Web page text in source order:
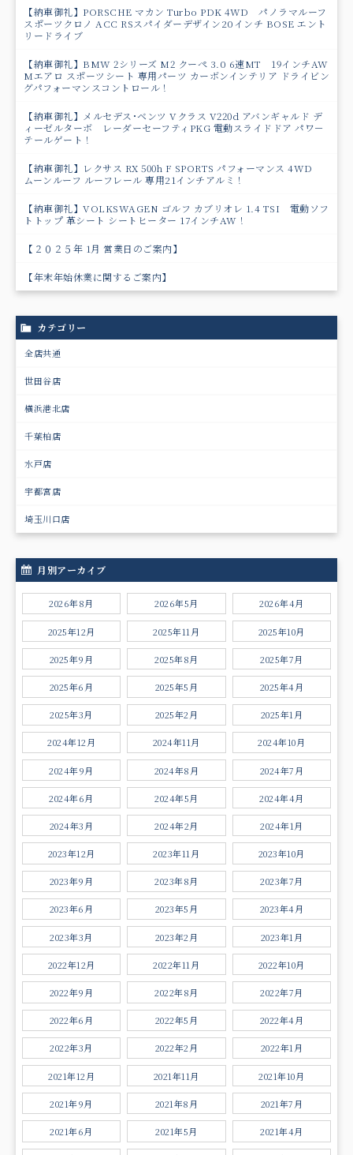
【納車御礼】PORSCHE マカン Turbo PDK 4WD パノラマルーフ
スポーツクロノ ACC RSスパイダーデザイン20インチ BOSE エント
リードライブ
【納車御礼】BMW 2シリーズ M2 クーペ 3.0 6速MT 19インチAW
Mエアロ スポーツシート 専用パーツ カーボンインテリア ドライビン
グパフォーマンスコントロール！
【納車御礼】メルセデス･ベンツ Vクラス V220d アバンギャルド デ
ィーゼルターボ レーダーセーフティPKG 電動スライドドア パワ－
テールゲート！
【納車御礼】レクサス RX 500h F SPORTS パフォーマンス 4WD
ムーンルーフ ルーフレール 専用21インチアルミ！
【納車御礼】VOLKSWAGEN ゴルフ カブリオレ 1.4 TSI 電動ソフ
トトップ 革シート シートヒーター 17インチAW！
【２０２５年 1月 営業日のご案内】
【年末年始休業に関するご案内】
カテゴリー
全店共通
世田谷店
横浜港北店
千葉柏店
水戸店
宇都宮店
埼玉川口店
月別アーカイブ
2026年8月 2026年5月 2026年4月
2025年12月 2025年11月 2025年10月
2025年9月 2025年8月 2025年7月
2025年6月 2025年5月 2025年4月
2025年3月 2025年2月 2025年1月
2024年12月 2024年11月 2024年10月
2024年9月 2024年8月 2024年7月
2024年6月 2024年5月 2024年4月
2024年3月 2024年2月 2024年1月
2023年12月 2023年11月 2023年10月
2023年9月 2023年8月 2023年7月
2023年6月 2023年5月 2023年4月
2023年3月 2023年2月 2023年1月
2022年12月 2022年11月 2022年10月
2022年9月 2022年8月 2022年7月
2022年6月 2022年5月 2022年4月
2022年3月 2022年2月 2022年1月
2021年12月 2021年11月 2021年10月
2021年9月 2021年8月 2021年7月
2021年6月 2021年5月 2021年4月